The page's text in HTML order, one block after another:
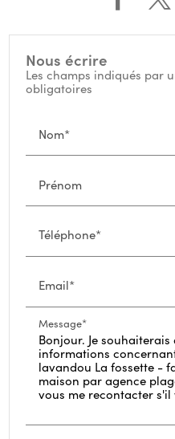
Nous écrire
Les champs indiqués par
obligatoires
Nom*
Prénom
Téléphone*
Email*
Message*